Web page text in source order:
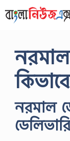
to
নরমাল